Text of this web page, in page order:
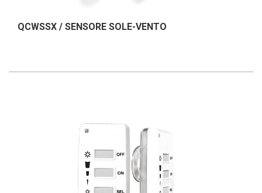
QCWSSX / SENSORE SOLE-VENTO